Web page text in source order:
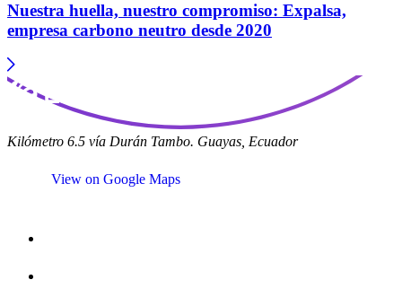
Nuestra huella, nuestro compromiso: Expalsa,
empresa carbono neutro desde 2020
Kilómetro 6.5 vía Durán Tambo. Guayas, Ecuador
View on Google Maps